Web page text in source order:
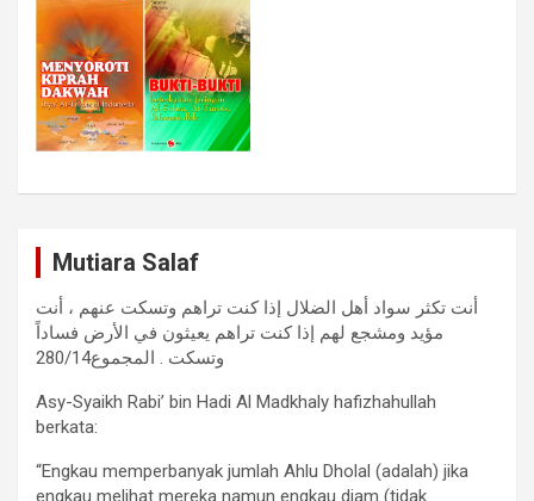
Mutiara Salaf
أنت تكثر سواد أهل الضلال إذا كنت تراهم وتسكت عنهم ، أنت
مؤيد ومشجع لهم إذا كنت تراهم يعيثون في الأرض فساداً
وتسكت . المجموع280/14
Asy-Syaikh Rabi’ bin Hadi Al Madkhaly hafizhahullah
berkata:
“Engkau memperbanyak jumlah Ahlu Dholal (adalah) jika
engkau melihat mereka namun engkau diam (tidak